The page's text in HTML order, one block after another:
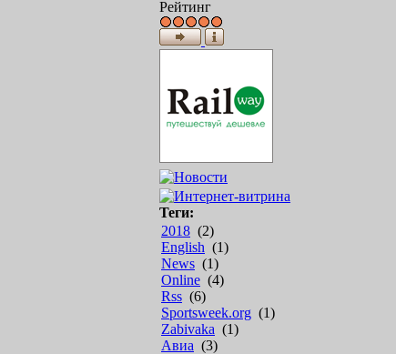
Рейтинг
Теги:
2018 (2)
English (1)
News (1)
Online (4)
Rss (6)
Sportsweek.org (1)
Zabivaka (1)
Авиа (3)